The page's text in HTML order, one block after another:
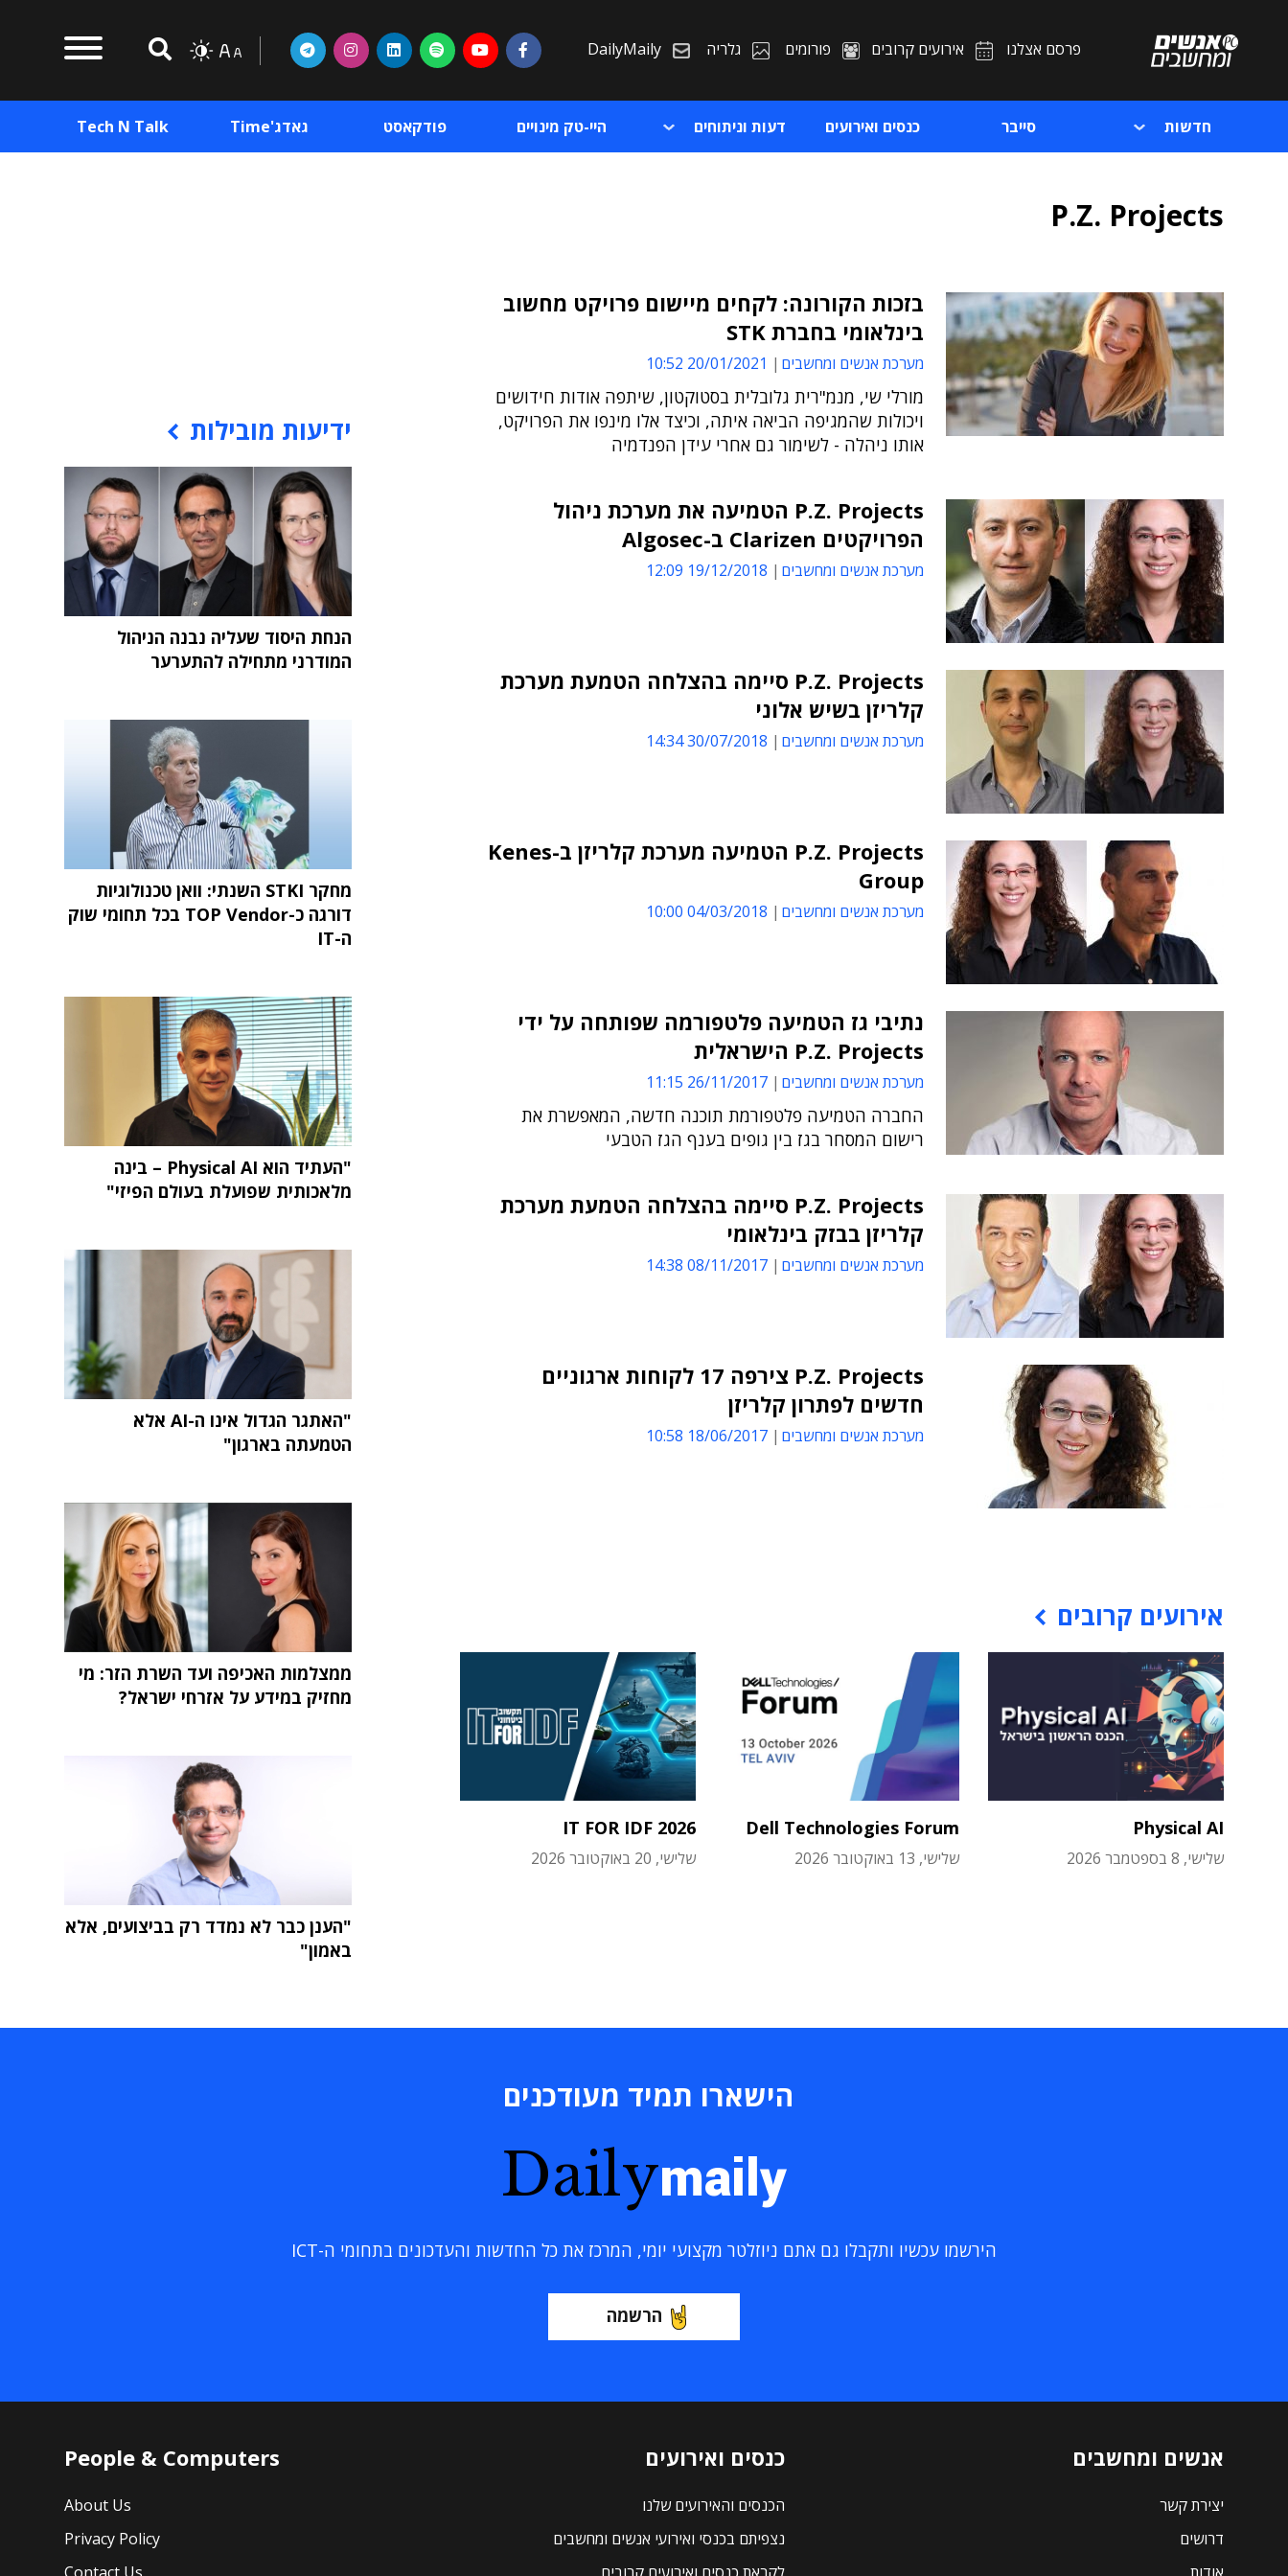
פרסם אצלנו אירועים קרובים פורומים גלריה DailyMaily
חדשות סייבר כנסים ואירועים דעות וניתוחים היי-טק מינויים פודקאסט גאדג'Time Tech N Talk
P.Z. Projects
בזכות הקורונה: לקחים מיישום פרויקט מחשוב
בינלאומי בחברת STK
מערכת אנשים ומחשבים 20/01/2021 10:52
מורלי שי, מנמ"רית גלובלית בסטוקטון, שיתפה אודות חידושים
ויכולות שהמגיפה הביאה איתה, וכיצד אלו מינפו את הפרויקט,
אותו ניהלה - לשימור גם אחרי עידן הפנדמיה
P.Z. Projects הטמיעה את מערכת ניהול
הפרויקטים Clarizen ב-Algosec
מערכת אנשים ומחשבים 19/12/2018 12:09
P.Z. Projects סיימה בהצלחה הטמעת מערכת
קלריזן בשיש אלוני
מערכת אנשים ומחשבים 30/07/2018 14:34
P.Z. Projects הטמיעה מערכת קלריזן ב-Kenes
Group
מערכת אנשים ומחשבים 04/03/2018 10:00
נתיבי גז הטמיעה פלטפורמה שפותחה על ידי
P.Z. Projects הישראלית
מערכת אנשים ומחשבים 26/11/2017 11:15
החברה הטמיעה פלטפורמת תוכנה חדשה, המאפשרת את
רישום המסחר בגז בין גופים בענף הגז הטבעי
P.Z. Projects סיימה בהצלחה הטמעת מערכת
קלריזן בבזק בינלאומי
מערכת אנשים ומחשבים 08/11/2017 14:38
P.Z. Projects צירפה 17 לקוחות ארגוניים
חדשים לפתרון קלריזן
מערכת אנשים ומחשבים 18/06/2017 10:58
אירועים קרובים
Physical AI
שלישי, 8 בספטמבר 2026
Dell Technologies Forum
שלישי, 13 באוקטובר 2026
IT FOR IDF 2026
שלישי, 20 באוקטובר 2026
ידיעות מובילות
הנחת היסוד שעליה נבנה הניהול
המודרני מתחילה להתערער
מחקר STKI השנתי: וואן טכנולוגיות
דורגה כ-TOP Vendor בכל תחומי שוק
ה-IT
"העתיד הוא Physical AI – בינה
מלאכותית שפועלת בעולם הפיזי"
"האתגר הגדול אינו ה-AI אלא
הטמעתה בארגון"
ממצלמות האכיפה ועד השרת הזר: מי
מחזיק במידע על אזרחי ישראל?
"הענן כבר לא נמדד רק בביצועים, אלא
באמון"
הישארו תמיד מעודכנים
Dailymaily
הירשמו עכשיו ותקבלו גם אתם ניוזלטר מקצועי יומי, המרכז את כל החדשות והעדכונים בתחומי ה-ICT
הרשמה
אנשים ומחשבים
יצירת קשר
דרושים
כנסים ואירועים
הכנסים והאירועים שלנו
נצפיתם בכנסי ואירועי אנשים ומחשבים
People & Computers
About Us
Privacy Policy